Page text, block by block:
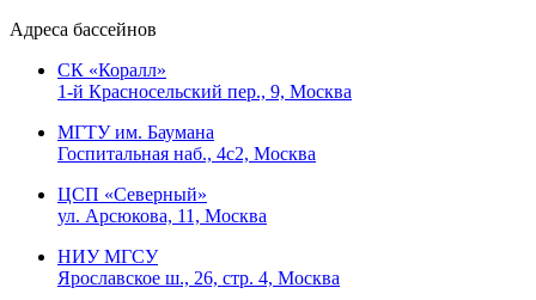
Адреса бассейнов
СК «Коралл»
1-й Красносельский пер., 9, Москва
МГТУ им. Баумана
Госпитальная наб., 4с2, Москва
ЦСП «Северный»
ул. Арсюкова, 11, Москва
НИУ МГСУ
Ярославское ш., 26, стр. 4, Москва